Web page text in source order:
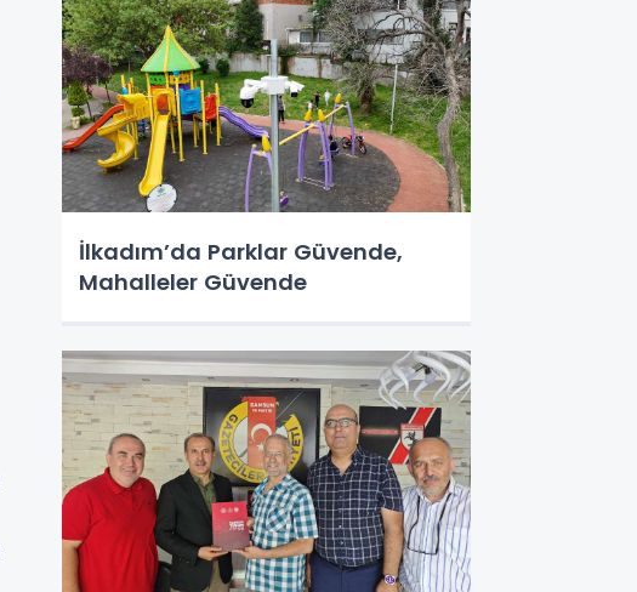
İlkadım’da Parklar Güvende,
Mahalleler Güvende